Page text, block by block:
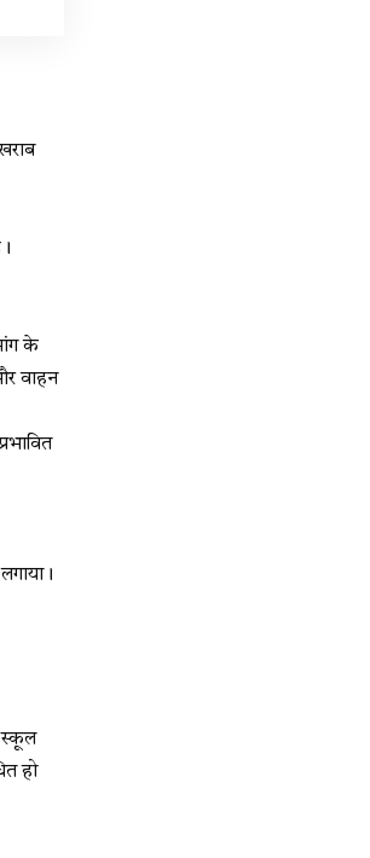
के
वाहन
स्कूल
हो